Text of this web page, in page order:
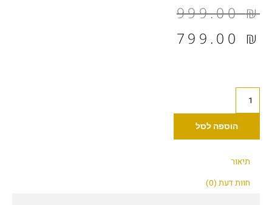
999.00₪
המחיר
המקורי
999.00 ₪.
799.00 ₪
המחיר
הנוכחי
799.00 ₪.
AIR
PMU
הוספה לסל
תיאור
חוות דעת (0)